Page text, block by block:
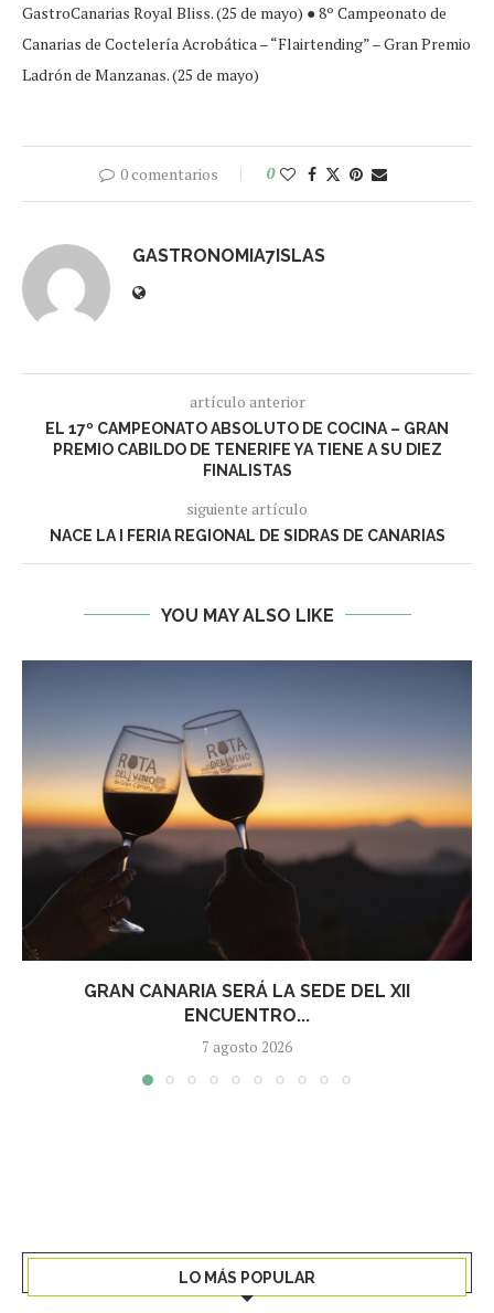
GastroCanarias Royal Bliss. (25 de mayo) ● 8º Campeonato de
Canarias de Coctelería Acrobática – “Flairtending” – Gran Premio
Ladrón de Manzanas. (25 de mayo)
0 comentarios 0
GASTRONOMIA7ISLAS
artículo anterior
EL 17º CAMPEONATO ABSOLUTO DE COCINA – GRAN
PREMIO CABILDO DE TENERIFE YA TIENE A SU DIEZ
FINALISTAS
siguiente artículo
NACE LA I FERIA REGIONAL DE SIDRAS DE CANARIAS
YOU MAY ALSO LIKE
GRAN CANARIA SERÁ LA SEDE DEL XII
ENCUENTRO...
7 agosto 2026
LO MÁS POPULAR